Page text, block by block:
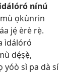
nínú
ọkùnrin
jẹ́ èrè rẹ̀.
ìdálóró
dẹ́ṣẹ̀,
yóò sì pa dà sí